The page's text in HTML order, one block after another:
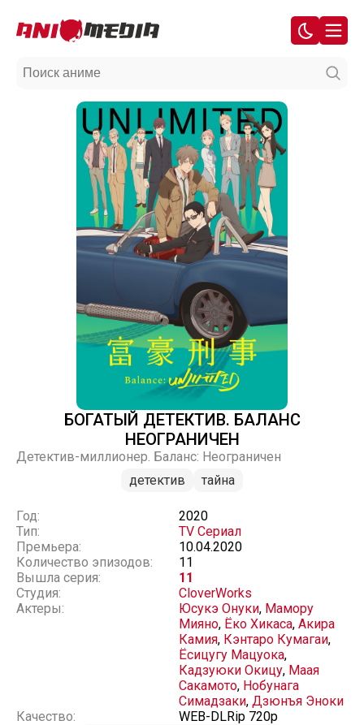
БОГАТЫЙ ДЕТЕКТИВ. БАЛАНС
НЕОГРАНИЧЕН
Детектив-миллионер. Баланс: Неограничен
детектив
тайна
Год:
2020
Тип:
TV Сериал
Премьера:
10.04.2020
Количество эпизодов:
11
Вышла серия:
11
Студия:
CloverWorks
Актеры:
Юсукэ Онуки, Мамору
Мияно, Ёко Хикаса, Акира
Камия, Кэнтаро Кумагаи,
Ёсицугу Мацуока,
Кадзуюки Окицу, Маая
Сакамото, Нобунага
Симадзаки, Дзюнъя Эноки
Качество:
WEB-DLRip 720p